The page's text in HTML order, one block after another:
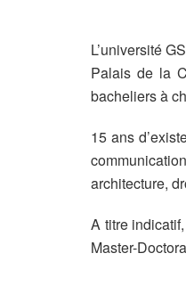
L’université
Palais de la
bacheliers à
15 ans
architecture,
A titre
Master-